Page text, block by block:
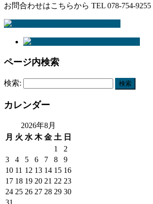
お問合わせはこちらから TEL 078-754-9255
ページ内検索
検索:
カレンダー
2026年8月
月 火 水 木 金 土 日
1
2
3
4 5 6 7 8
9
10 11 12 13 14 15 16
17 18 19 20 21 22 23
24 25 26 27 28 29 30
31